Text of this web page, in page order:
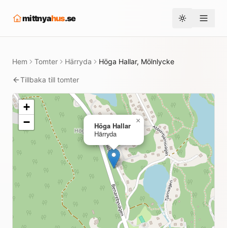
mittnyahus.se Toggle theme
Hem Tomter Härryda Höga Hallar, Mölnlycke
Tillbaka till tomter
Höga Hallar
Härryda
×
+
−